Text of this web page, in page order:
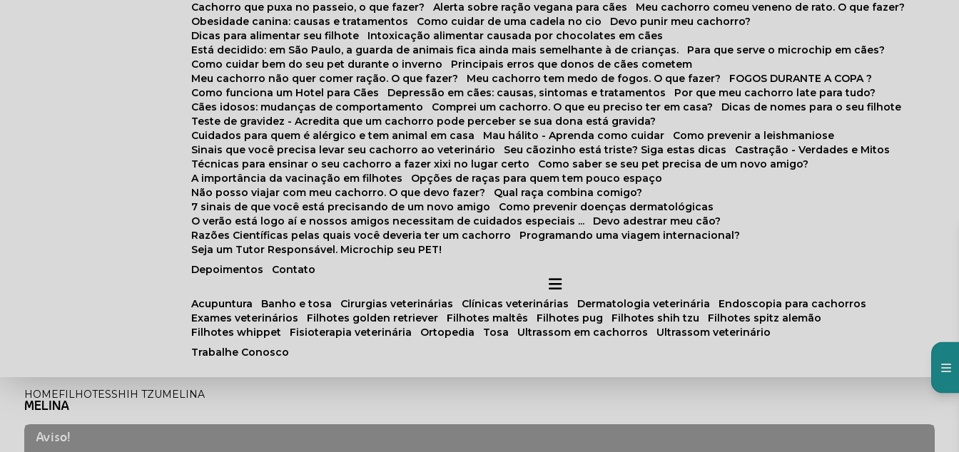
Depoimentos
Cachorro que puxa no passeio, o que fazer?
Alerta sobre ração vegana para cães
Meu cachorro comeu veneno de rato. O que fazer?
Obesidade canina: causas e tratamentos
Como cuidar de uma cadela no cio
Devo punir meu cachorro?
Dicas para alimentar seu filhote
Intoxicação alimentar causada por chocolates em cães
Está decidido: em São Paulo, a guarda de animais fica ainda mais semelhante à de crianças.
Para que serve o microchip em cães?
Como cuidar bem do seu pet durante o inverno
Principais erros que donos de cães cometem
Meu cachorro não quer comer ração. O que fazer?
Meu cachorro tem medo de fogos. O que fazer?
FOGOS DURANTE A COPA ?
Como funciona um Hotel para Cães
Depressão em cães: causas, sintomas e tratamentos
Por que meu cachorro late para tudo?
Cães idosos: mudanças de comportamento
Comprei um cachorro. O que eu preciso ter em casa?
Dicas de nomes para o seu filhote
Teste de gravidez - Acredita que um cachorro pode perceber se sua dona está gravida?
Cuidados para quem é alérgico e tem animal em casa
Mau hálito - Aprenda como cuidar
Como prevenir a leishmaniose
Sinais que você precisa levar seu cachorro ao veterinário
Seu cãozinho está triste? Siga estas dicas
Castração - Verdades e Mitos
Técnicas para ensinar o seu cachorro a fazer xixi no lugar certo
Como saber se seu pet precisa de um novo amigo?
A importância da vacinação em filhotes
Opções de raças para quem tem pouco espaço
Não posso viajar com meu cachorro. O que devo fazer?
Qual raça combina comigo?
7 sinais de que você está precisando de um novo amigo
Como prevenir doenças dermatológicas
O verão está logo aí e nossos amigos necessitam de cuidados especiais ...
Devo adestrar meu cão?
Razões Científicas pelas quais você deveria ter um cachorro
Programando uma viagem internacional?
Seja um Tutor Responsável. Microchip seu PET!
Contato
acupuntura banho e tosa cirurgias veterinárias clínicas veterinárias dermatologia veterinária
endoscopia para cachorros
exames veterinários
filhotes golden retriever filhotes maltês filhotes pug filhotes shih tzu
filhotes spitz alemão
filhotes whippet
fisioterapia veterinária ortopedia tosa ultrassom em cachorros
ultrassom veterinário
Trabalhe Conosco
HOMEFILHOTESSHIH TZUMELINA
MELINA
Aviso!